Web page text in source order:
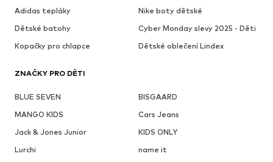
Adidas tepláky
Nike boty dětské
Dětské batohy
Cyber Monday slevy 2025 - Děti
Kopačky pro chlapce
Dětské oblečení Lindex
ZNAČKY PRO DĚTI
BLUE SEVEN
BISGAARD
MANGO KIDS
Cars Jeans
Jack & Jones Junior
KIDS ONLY
Lurchi
name it